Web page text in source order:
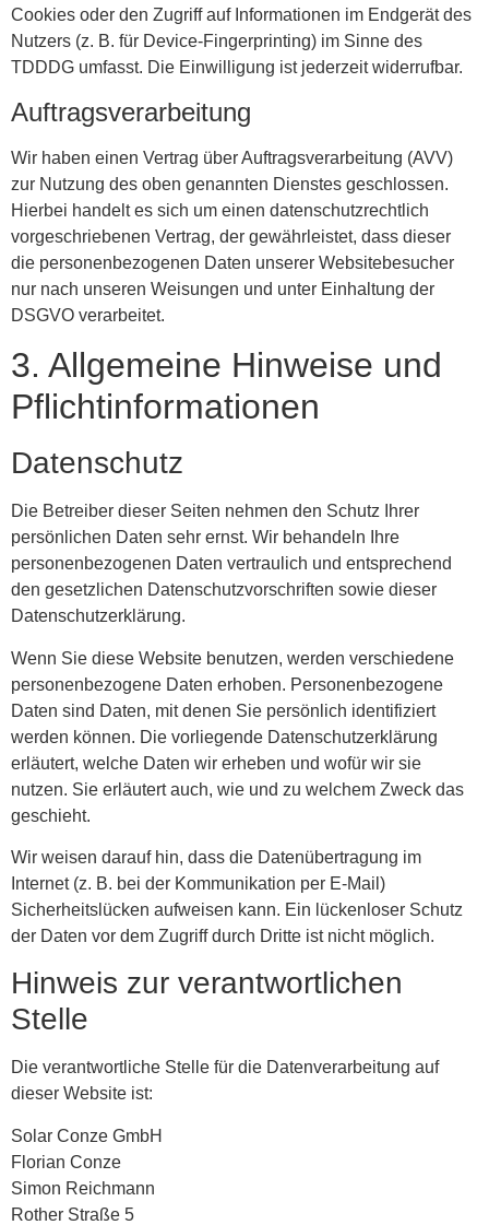
Cookies oder den Zugriff auf Informationen im Endgerät des
Nutzers (z. B. für Device-Fingerprinting) im Sinne des
TDDDG umfasst. Die Einwilligung ist jederzeit widerrufbar.
Auftragsverarbeitung
Wir haben einen Vertrag über Auftragsverarbeitung (AVV)
zur Nutzung des oben genannten Dienstes geschlossen.
Hierbei handelt es sich um einen datenschutzrechtlich
vorgeschriebenen Vertrag, der gewährleistet, dass dieser
die personenbezogenen Daten unserer Websitebesucher
nur nach unseren Weisungen und unter Einhaltung der
DSGVO verarbeitet.
3. Allgemeine Hinweise und
Pflicht­informationen
Datenschutz
Die Betreiber dieser Seiten nehmen den Schutz Ihrer
persönlichen Daten sehr ernst. Wir behandeln Ihre
personenbezogenen Daten vertraulich und entsprechend
den gesetzlichen Datenschutzvorschriften sowie dieser
Datenschutzerklärung.
Wenn Sie diese Website benutzen, werden verschiedene
personenbezogene Daten erhoben. Personenbezogene
Daten sind Daten, mit denen Sie persönlich identifiziert
werden können. Die vorliegende Datenschutzerklärung
erläutert, welche Daten wir erheben und wofür wir sie
nutzen. Sie erläutert auch, wie und zu welchem Zweck das
geschieht.
Wir weisen darauf hin, dass die Datenübertragung im
Internet (z. B. bei der Kommunikation per E-Mail)
Sicherheitslücken aufweisen kann. Ein lückenloser Schutz
der Daten vor dem Zugriff durch Dritte ist nicht möglich.
Hinweis zur verantwortlichen
Stelle
Die verantwortliche Stelle für die Datenverarbeitung auf
dieser Website ist:
Solar Conze GmbH
Florian Conze
Simon Reichmann
Rother Straße 5